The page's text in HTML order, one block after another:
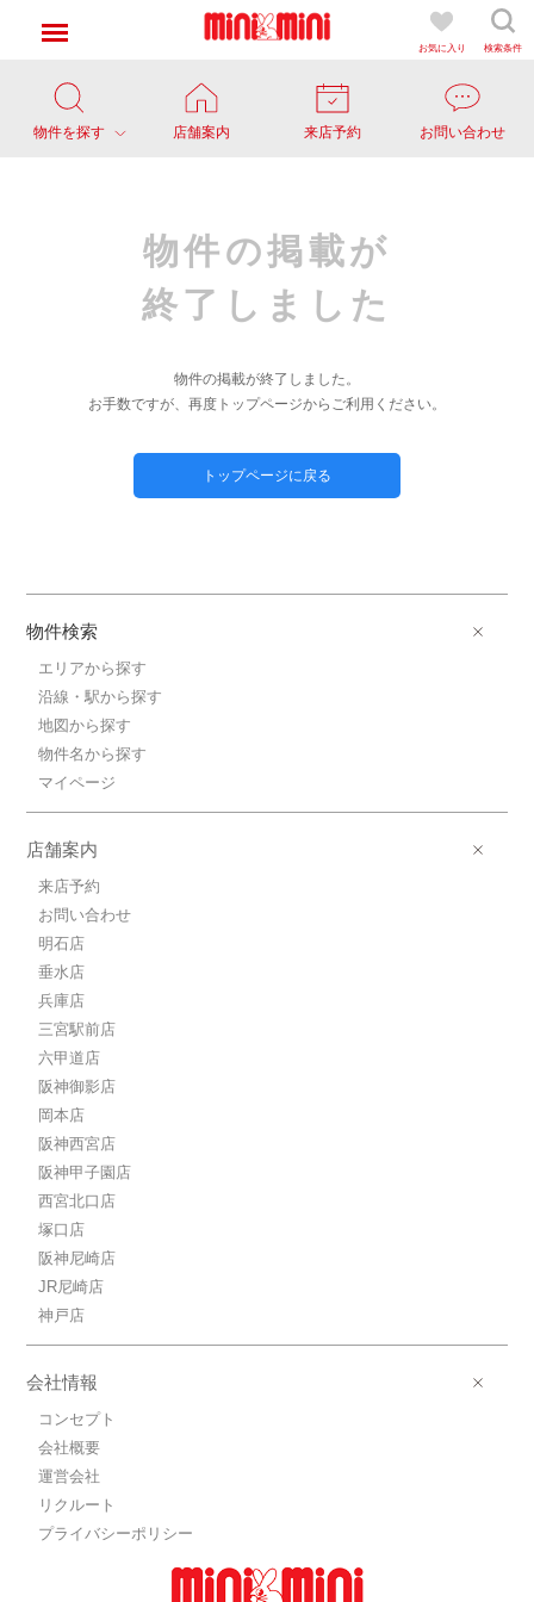
お気に入り 検索条件
物件を探す 店舗案内 来店予約 お問い合わせ
物件の掲載が
終了しました
物件の掲載が終了しました。
お手数ですが、再度トップページからご利用ください。
トップページに戻る
物件検索
エリアから探す
沿線・駅から探す
地図から探す
物件名から探す
マイページ
店舗案内
来店予約
お問い合わせ
明石店
垂水店
兵庫店
三宮駅前店
六甲道店
阪神御影店
岡本店
阪神西宮店
阪神甲子園店
西宮北口店
塚口店
阪神尼崎店
JR尼崎店
神戸店
会社情報
コンセプト
会社概要
運営会社
リクルート
プライバシーポリシー